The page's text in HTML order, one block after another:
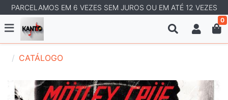
PARCELAMOS EM 6 VEZES SEM JUROS OU EM ATÉ 12 VEZES
0
CATÁLOGO